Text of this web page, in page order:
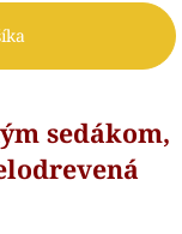
sedákom,